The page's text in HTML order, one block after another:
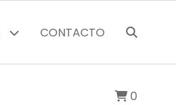
CONTACTO
0